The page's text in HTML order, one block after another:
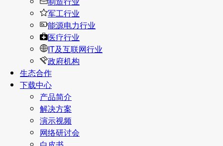
军工行业
能源电力行业
医疗行业
IT及互联网行业
政府机构
生态合作
下载中心
产品简介
解决方案
演示视频
网络研讨会